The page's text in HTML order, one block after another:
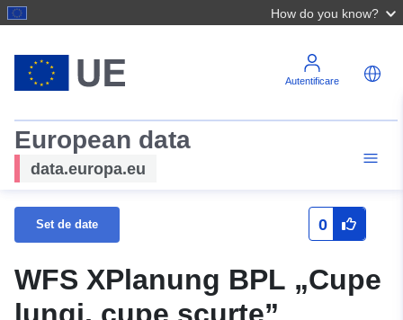
How do you know?
Autentificare
European data
data.europa.eu
Set de date 0
WFS XPlanung BPL „Cupe